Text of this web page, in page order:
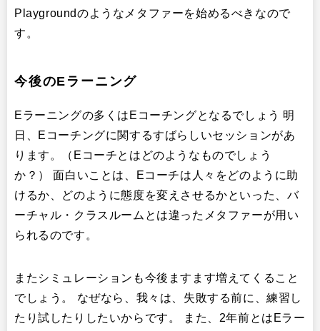
Playgroundのようなメタファーを始めるべきなので
す。
今後のEラーニング
Eラーニングの多くはEコーチングとなるでしょう 明
日、Eコーチングに関するすばらしいセッションがあ
ります。（Eコーチとはどのようなものでしょう
か？） 面白いことは、Eコーチは人々をどのように助
けるか、どのように態度を変えさせるかといった、バ
ーチャル・クラスルームとは違ったメタファーが用い
られるのです。
またシミュレーションも今後ますます増えてくること
でしょう。 なぜなら、我々は、失敗する前に、練習し
たり試したりしたいからです。 また、2年前とはEラー